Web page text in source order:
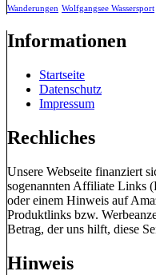
Wanderungen Wolfgangsee Wassersport
Informationen
Startseite
Datenschutz
Impressum
Rechliches
Unsere Webseite finanziert
sogenannten Affiliate Links
oder einem Hinweis auf
Produktlinks bzw.
Betrag, der uns hilft, diese
Hinweis